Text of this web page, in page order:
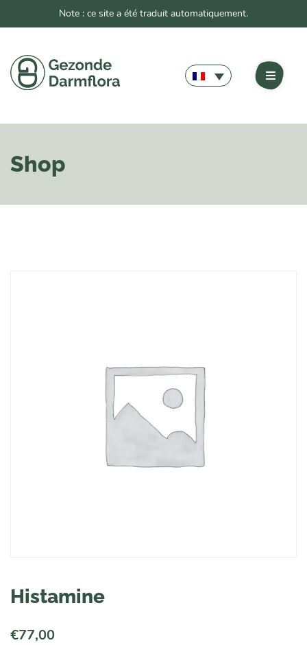
Note : ce site a été traduit automatiquement.
Shop
Histamine
€77,00